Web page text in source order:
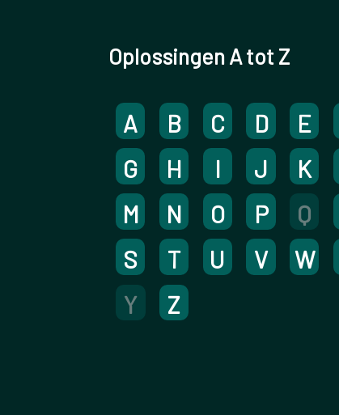
Oplossingen A tot Z
A B C D E
G
H I J K
M
N O P Q
S
T U V W
Y
Z